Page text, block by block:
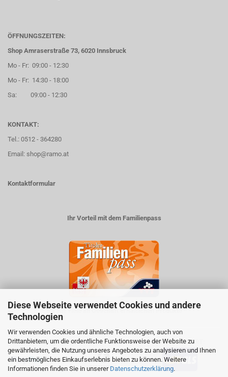
Diese Webseite verwendet Cookies und andere
Technologien
Wir verwenden Cookies und ähnliche Technologien, auch von
Drittanbietern, um die ordentliche Funktionsweise der Website zu
gewährleisten, die Nutzung unseres Angebotes zu analysieren und Ihnen
ein bestmögliches Einkaufserlebnis bieten zu können. Weitere
Informationen finden Sie in unserer Datenschutzerklärung.
ÖFFNUNGSZEITEN:
Shop Amraserstraße 73, 6020 Innsbruck
Mo - Fr: 09:00 - 12:30
Mo - Fr: 14:30 - 18:00
Sa: 09:00 - 12:30
KONTAKT:
Tel.: 0512 - 364280
Email: shop@ramo.at
Kontaktformular
Ihr Vorteil mit dem Familienpass
5% auf viele im Geschäft erhältlichen Produkte
ZAHLUNGSARTEN VERSANDART: